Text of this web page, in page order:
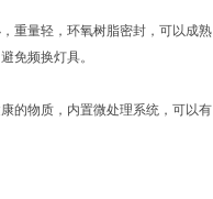
重量轻，环氧树脂密封，可以成熟
免频换灯具。
的物质，内置微处理系统，可以有